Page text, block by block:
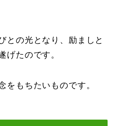
との光となり、励ましと
げたのです。
をもちたいものです。